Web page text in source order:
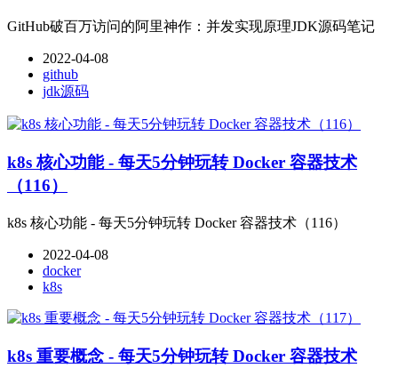
GitHub破百万访问的阿里神作：并发实现原理JDK源码笔记
2022-04-08
github
jdk源码
k8s 核心功能 - 每天5分钟玩转 Docker 容器技术
（116）
k8s 核心功能 - 每天5分钟玩转 Docker 容器技术（116）
2022-04-08
docker
k8s
k8s 重要概念 - 每天5分钟玩转 Docker 容器技术